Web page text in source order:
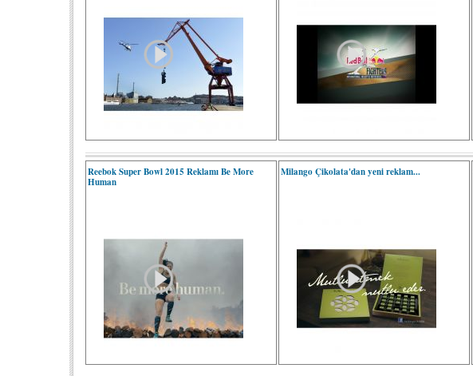
Reebok Super Bowl 2015 Reklamı Be More
Human
Milango Çikolata'dan yeni reklam...